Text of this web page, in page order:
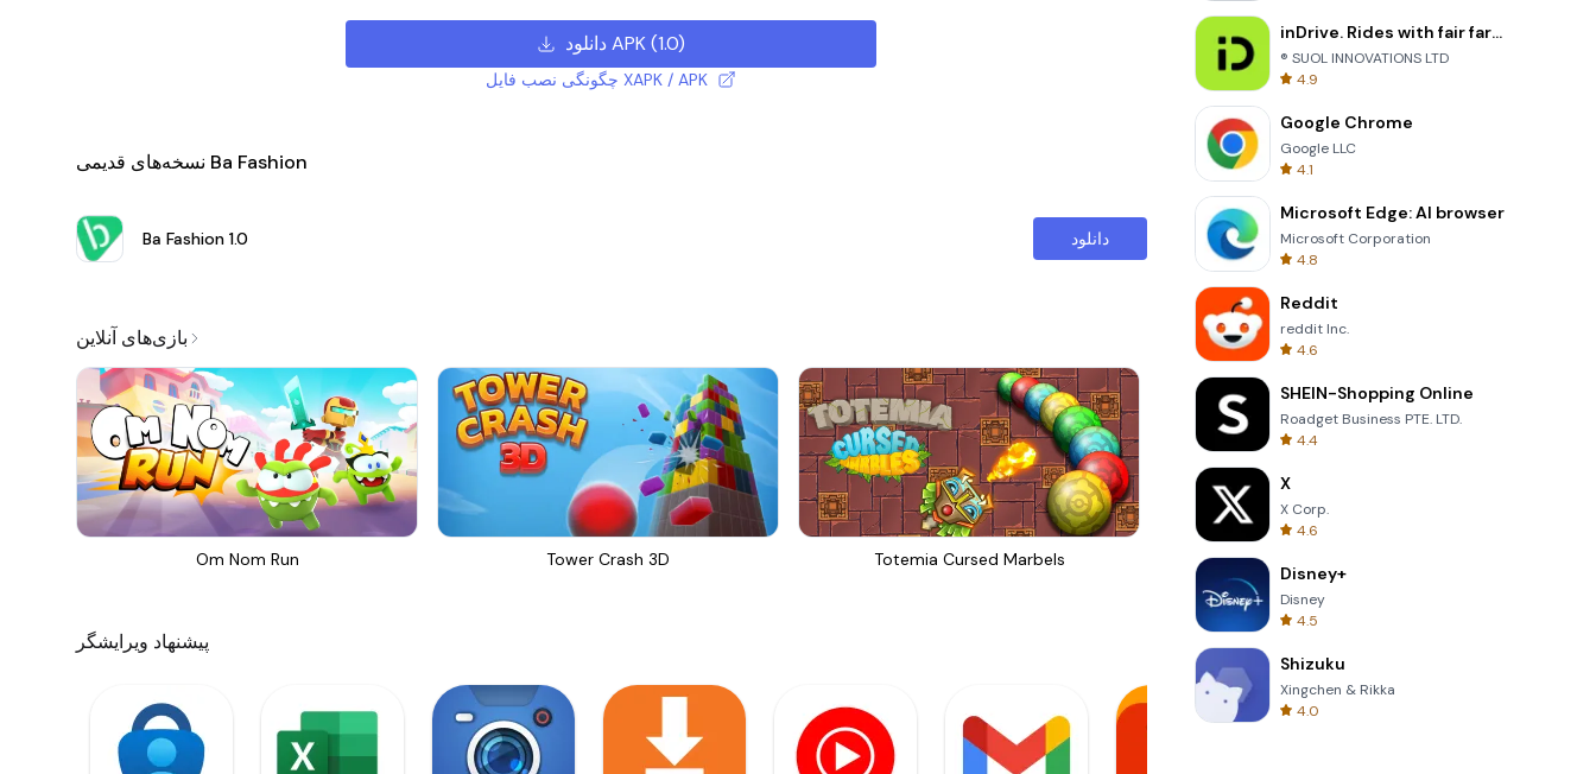
دانلود APK(1.0)
چگونگی نصب فایل XAPK / APK
نسخه‌های قدیمی Ba Fashion
Ba Fashion 1.0 دانلود
بازی‌های آنلاین
Om Nom Run Tower Crash 3D Totemia Cursed Marbels
پیشنهاد ویرایشگر
inDrive. Rides with fair fares
® SUOL INNOVATIONS LTD
4.9
Google Chrome
Google LLC
4.1
Microsoft Edge: AI browser
Microsoft Corporation
4.8
Reddit
reddit Inc.
4.6
SHEIN-Shopping Online
Roadget Business PTE. LTD.
4.4
X
X Corp.
4.6
Disney+
Disney
4.5
Shizuku
Xingchen & Rikka
4.0